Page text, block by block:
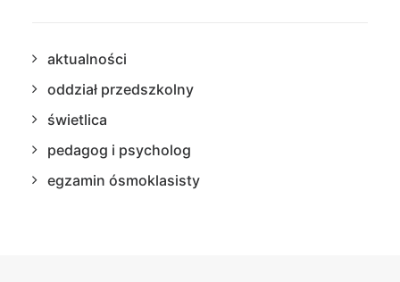
aktualności
oddział przedszkolny
świetlica
pedagog i psycholog
egzamin ósmoklasisty